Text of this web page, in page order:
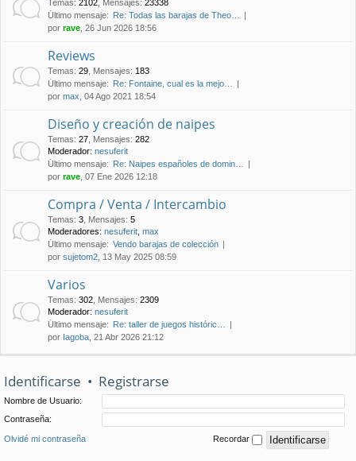
Temas: 2102 Mensajes: 23338
Último mensaje: Re: Todas las barajas de Theo…
por rave , 26 Jun 2026 18:56
Reviews
Temas: 29 Mensajes: 183
Último mensaje: Re: Fontaine, cual es la mejo…
por max , 04 Ago 2021 18:54
Diseño y creación de naipes
Temas: 27 Mensajes: 282
Moderador: nesuferit
Último mensaje: Re: Naipes españoles de domin…
por rave , 07 Ene 2026 12:18
Compra / Venta / Intercambio
Temas: 3 Mensajes: 5
Moderadores: nesuferit max
Último mensaje: Vendo barajas de colección
por sujetom2 , 13 May 2025 08:59
Varios
Temas: 302 Mensajes: 2309
Moderador: nesuferit
Último mensaje: Re: taller de juegos históric…
por Iagoba , 21 Abr 2026 21:12
Identificarse • Registrarse
Nombre de Usuario:
Contraseña:
Olvidé mi contraseña Recordar